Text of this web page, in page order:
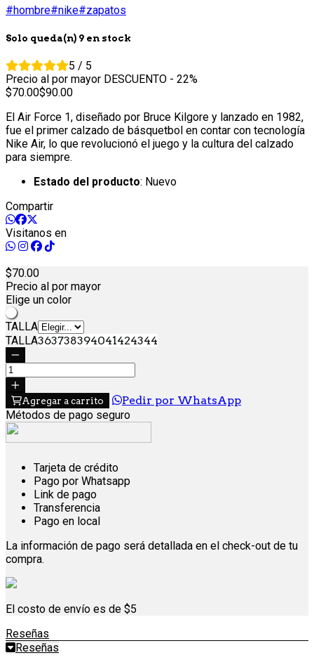
#hombre#nike#zapatos
Solo queda(n) 9 en stock
5 / 5
Precio al por mayor DESCUENTO - 22%
70.00 90.00
El Air Force 1, diseñado por Bruce Kilgore y lanzado en 1982,
fue el primer calzado de básquetbol en contar con tecnología
Nike Air, lo que revolucionó el juego y la cultura del calzado
para siempre.
Estado del producto: Nuevo
Compartir
Visitanos en
70.00
Precio al por mayor
Elige un color
Blanco
TALLA
TALLA363738394041424344
Agregar a carrito
Pedir por WhatsApp
Métodos de pago seguro
Tarjeta de crédito
Pago por Whatsapp
Link de pago
Transferencia
Pago en local
La información de pago será detallada en el check-out de tu
compra.
El costo de envío es de $5
Reseñas
Reseñas